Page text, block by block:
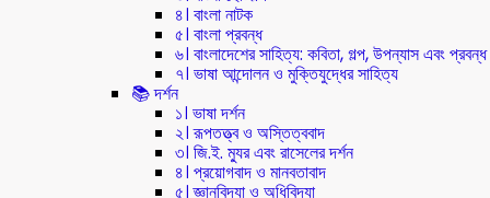
৪। বাংলা নাটক
৫। বাংলা প্রবন্ধ
৬। বাংলাদেশের সাহিত্য: কবিতা, গল্প, উপন্যাস এবং প্রবন্ধ
৭। ভাষা আন্দোলন ও মুক্তিযুদ্ধের সাহিত্য
📚 দর্শন
১। ভাষা দর্শন
২। রূপতত্ত্ব ও অস্তিত্ববাদ
৩। জি.ই. ম্যুর এবং রাসেলের দর্শন
৪। প্রয়োগবাদ ও মানবতাবাদ
৫। জ্ঞানবিদ্যা ও অধিবিদ্যা